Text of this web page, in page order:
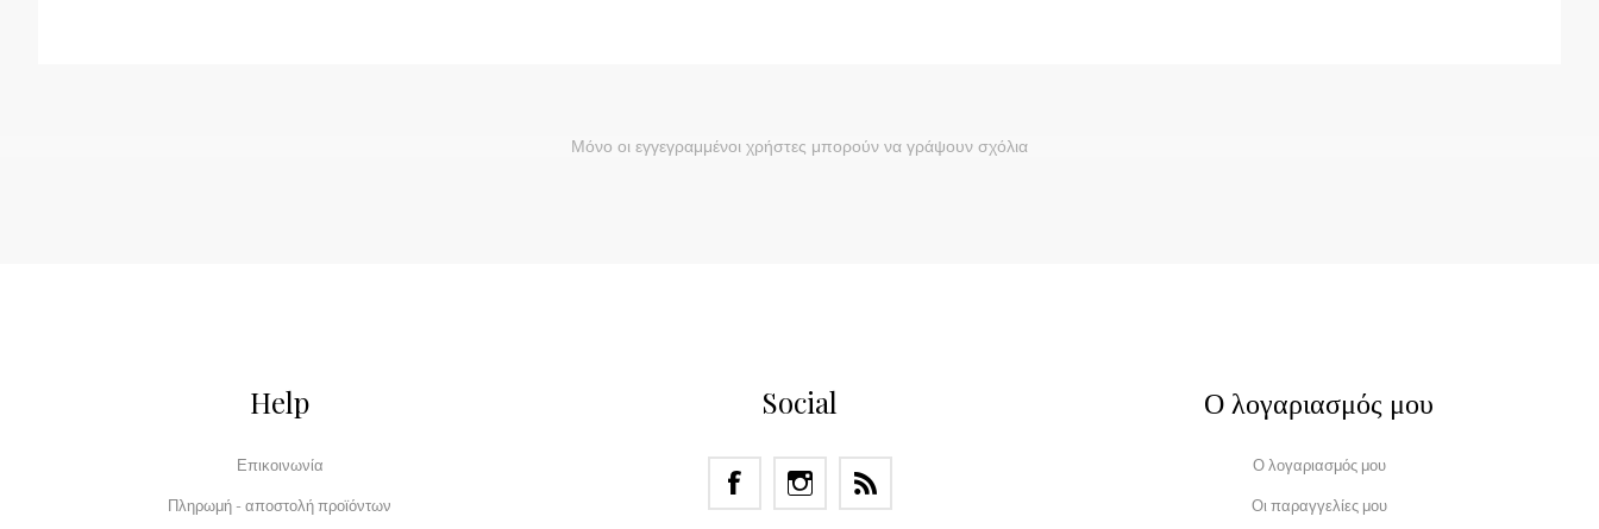
Μόνο οι εγγεγραμμένοι χρήστες μπορούν να γράψουν σχόλια
Help
Επικοινωνία
Πληρωμή - αποστολή προϊόντων
Social Ο λογαριασμός μου
Ο λογαριασμός μου
Οι παραγγελίες μου